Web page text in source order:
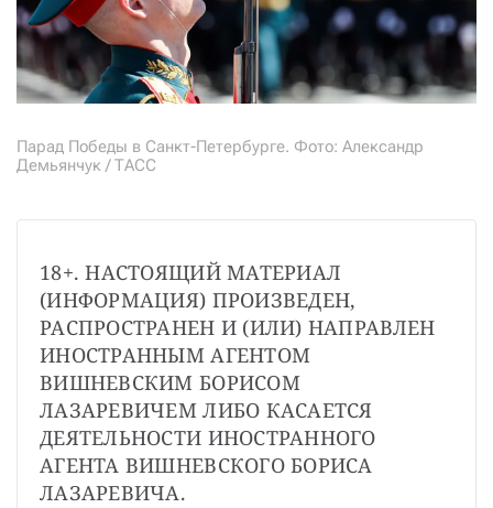
Парад Победы в Санкт-Петербурге. Фото: Александр
Демьянчук / ТАСС
18+. НАСТОЯЩИЙ МАТЕРИАЛ
(ИНФОРМАЦИЯ) ПРОИЗВЕДЕН,
РАСПРОСТРАНЕН И (ИЛИ) НАПРАВЛЕН
ИНОСТРАННЫМ АГЕНТОМ
ВИШНЕВСКИМ БОРИСОМ
ЛАЗАРЕВИЧЕМ ЛИБО КАСАЕТСЯ
ДЕЯТЕЛЬНОСТИ ИНОСТРАННОГО
АГЕНТА ВИШНЕВСКОГО БОРИСА
ЛАЗАРЕВИЧА.